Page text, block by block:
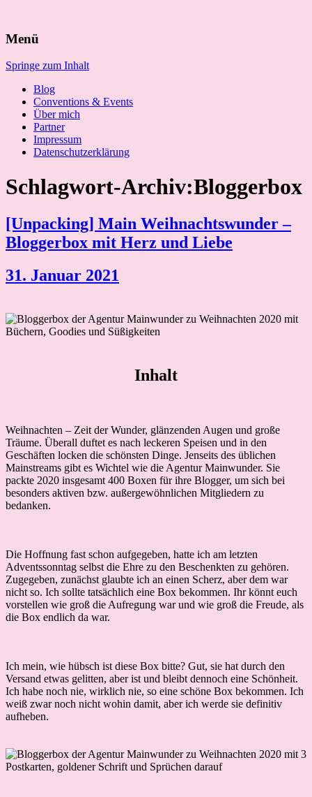
nach:
Menü
Springe zum Inhalt
Blog
Conventions & Events
Über mich
Partner
Impressum
Datenschutzerklärung
Schlagwort-Archiv:Bloggerbox
[Unpacking] Main Weihnachtswunder –
Bloggerbox mit Herz und Liebe
31. Januar 2021
Inhalt
Weihnachten – Zeit der Wunder, glänzenden Augen und große
Träume. Überall duftet es nach leckeren Speisen und in den
Geschäften locken die schönsten Dinge. Jenseits des üblichen
Mainstreams gibt es Wichtel wie die Agentur Mainwunder. Sie
packte 2020 insgesamt 400 Boxen für ihre Blogger, um sich bei
besonders aktiven bzw. außergewöhnlichen Mitgliedern zu
bedanken.
Die Hoffnung fast schon aufgegeben, hatte ich am letzten
Adventssonntag selbst die Ehre zu den Beschenkten zu gehören.
Zugegeben, zunächst glaubte ich an einen Scherz, aber dem war
nicht so. Ich sollte tatsächlich eine Box bekommen. Ihr könnt euch
vorstellen wie groß die Aufregung war und wie groß die Freude, als
die Box endlich da war.
Ich mein, wie hübsch ist diese Box bitte? Gut, sie hat durch den
Versand etwas gelitten, aber ist und bleibt dennoch eine Schönheit.
Ich habe noch nie, wirklich nie, so eine schöne Box bekommen. Ich
weiß zwar noch nicht wohin damit, aber ich werde sie definitiv
aufheben.